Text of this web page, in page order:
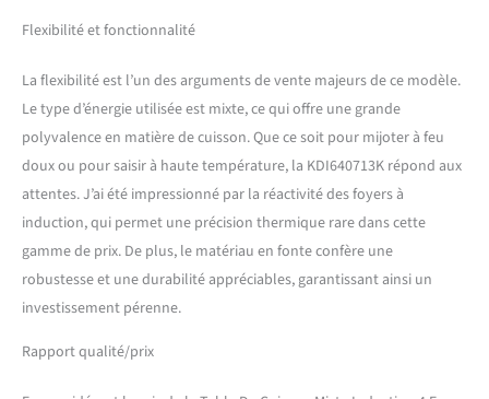
Flexibilité et fonctionnalité
La flexibilité est l’un des arguments de vente majeurs de ce modèle.
Le type d’énergie utilisée est mixte, ce qui offre une grande
polyvalence en matière de cuisson. Que ce soit pour mijoter à feu
doux ou pour saisir à haute température, la KDI640713K répond aux
attentes. J’ai été impressionné par la réactivité des foyers à
induction, qui permet une précision thermique rare dans cette
gamme de prix. De plus, le matériau en fonte confère une
robustesse et une durabilité appréciables, garantissant ainsi un
investissement pérenne.
Rapport qualité/prix